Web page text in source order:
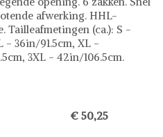
afwerking. HHL-
Tailleafmetingen (ca.): S -
- 36in/91.5cm, XL -
3XL - 42in/106.5cm.
€ 50,25